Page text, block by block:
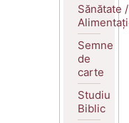
Sănătate /
Semne
de
carte
Studiu
Biblic